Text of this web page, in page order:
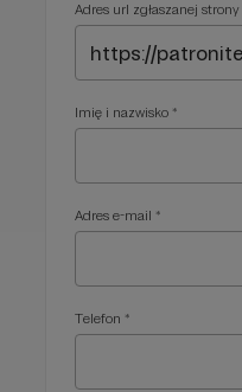
Adres url zgłaszanej strony
Imię i nazwisko *
Adres e-mail *
Telefon *